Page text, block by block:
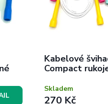
Kabelové
Compact
270 Kč
Skladem